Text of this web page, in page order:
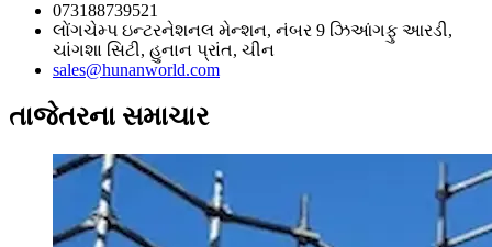
073188739521
લોંગચેમ્પ ઇન્ટરનેશનલ મેન્શન, નંબર 9 ઝિઆંગફુ આરડી,
ચાંગશા સિટી, હુનાન પ્રાંત, ચીન
sales@hunanworld.com
તાજેતરના સમાચાર